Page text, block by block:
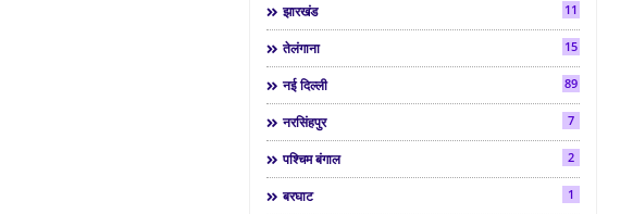
झारखंड 11
तेलंगाना 15
नई दिल्ली 89
नरसिंहपुर 7
पश्चिम बंगाल 2
बरघाट 1